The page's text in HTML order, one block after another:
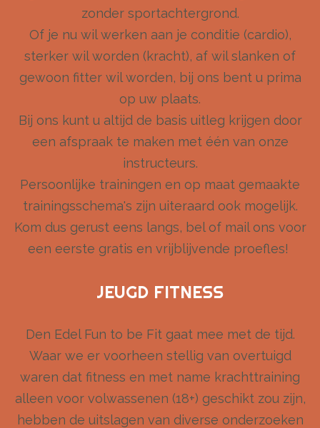
zonder sportachtergrond.
Of je nu wil werken aan je conditie (cardio),
sterker wil worden (kracht), af wil slanken of
gewoon fitter wil worden, bij ons bent u prima
op uw plaats.
Bij ons kunt u altijd de basis uitleg krijgen door
een afspraak te maken met één van onze
instructeurs.
Persoonlijke trainingen en op maat gemaakte
trainingsschema's zijn uiteraard ook mogelijk.
Kom dus gerust eens langs, bel of mail ons voor
een eerste gratis en vrijblijvende proefles!
JEUGD FITNESS
Den Edel Fun to be Fit gaat mee met de tijd.
Waar we er voorheen stellig van overtuigd
waren dat fitness en met name krachttraining
alleen voor volwassenen (18+) geschikt zou zijn,
hebben de uitslagen van diverse onderzoeken